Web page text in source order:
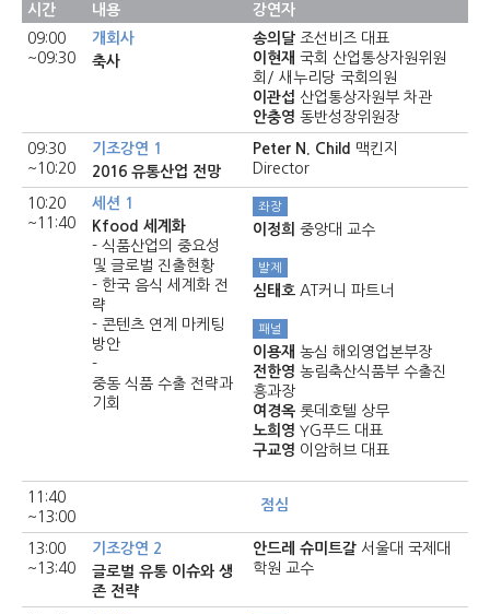
시간 내용
강연자
09:00
~09:30
개회사
축사
송의달 조선비즈 대표
이현재 국회 산업통상자원위원
회/ 새누리당 국회의원
이관섭 산업통상자원부 차관
안충영 동반성장위원장
09:30
~10:20
기조강연 1
2016 유통산업 전망
Peter N. Child 맥킨지
Director
10:20
~11:40
세션 1
Kfood 세계화
- 식품산업의 중요성
및 글로벌 진출현황
- 한국 음식 세계화 전
략
- 콘텐츠 연계 마케팅
방안
-
중동 식품 수출 전략과
기회
좌장
이정희 중앙대 교수
발제
심태호 AT커니 파트너
패널
이용재 농심 해외영업본부장
전한영 농림축산식품부 수출진
흥과장
여경옥 롯데호텔 상무
노희영 YG푸드 대표
구교영 이암허브 대표
11:40
~13:00
점심
13:00
~13:40
기조강연 2
글로벌 유통 이슈와 생
존 전략
안드레 슈미트갈 서울대 국제대
학원 교수